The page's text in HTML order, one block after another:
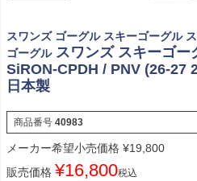
スワンズ ゴーグル スキーゴーグル
ゴーグル スワンズ スキーゴ
SiRON-CPDH / PNV (26-27
日本製
商品番号 40983
メーカー希望小売価格 ¥19,800
販売価格 ¥16,800税込